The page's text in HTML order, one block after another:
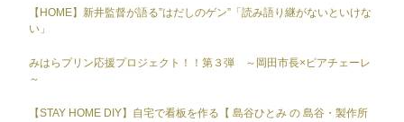
【HOME】新井監督が語る”はだしのゲン”「読み語り継がないといけな
い」
みはらプリン応援プロジェクト！！第３弾 ～岡田市長×ピアチェーレ
～
【STAY HOME DIY】自宅で看板を作る【 島谷ひとみ の 島谷・製作所